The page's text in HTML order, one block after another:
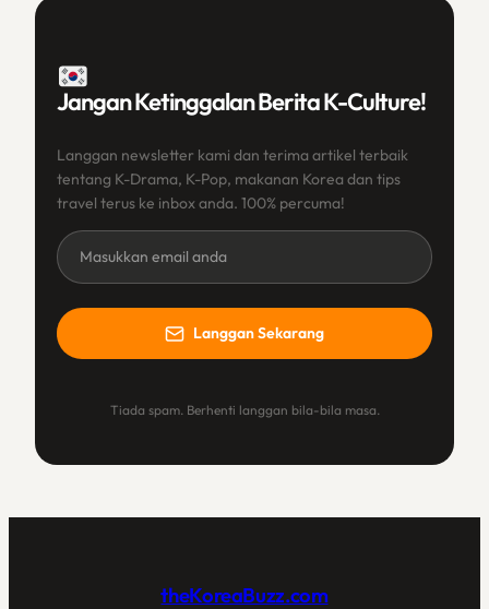
Jangan Ketinggalan Berita K-Culture!
Langgan newsletter kami dan terima artikel terbaik
tentang K-Drama, K-Pop, makanan Korea dan tips
travel terus ke inbox anda. 100% percuma!
Newsletter
(BM)
Langgan Sekarang
Tiada spam. Berhenti langgan bila-bila masa.
theKoreaBuzz.com